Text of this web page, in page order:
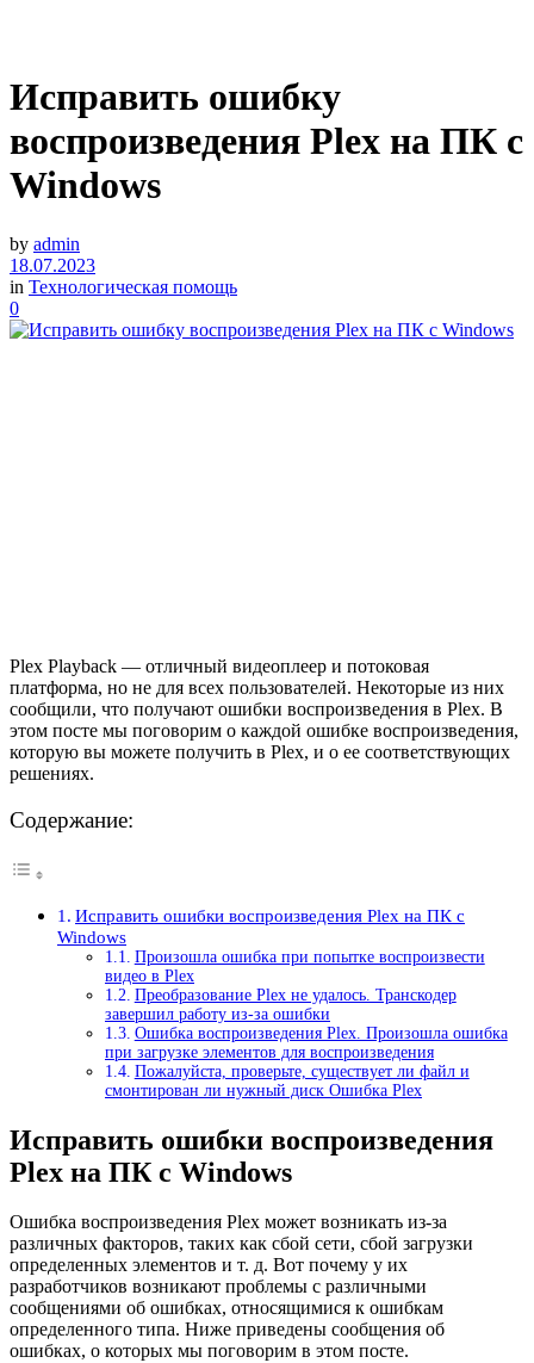
Исправить ошибку
воспроизведения Plex на ПК с
Windows
by admin
18.07.2023
in Технологическая помощь
0
Plex Playback — отличный видеоплеер и потоковая
платформа, но не для всех пользователей. Некоторые из них
сообщили, что получают ошибки воспроизведения в Plex. В
этом посте мы поговорим о каждой ошибке воспроизведения,
которую вы можете получить в Plex, и о ее соответствующих
решениях.
Содержание:
Исправить ошибки воспроизведения Plex на ПК с
Windows
Произошла ошибка при попытке воспроизвести
видео в Plex
Преобразование Plex не удалось. Транскодер
завершил работу из-за ошибки
Ошибка воспроизведения Plex. Произошла ошибка
при загрузке элементов для воспроизведения
Пожалуйста, проверьте, существует ли файл и
смонтирован ли нужный диск Ошибка Plex
Исправить ошибки воспроизведения
Plex на ПК с Windows
Ошибка воспроизведения Plex может возникать из-за
различных факторов, таких как сбой сети, сбой загрузки
определенных элементов и т. д. Вот почему у их
разработчиков возникают проблемы с различными
сообщениями об ошибках, относящимися к ошибкам
определенного типа. Ниже приведены сообщения об
ошибках, о которых мы поговорим в этом посте.